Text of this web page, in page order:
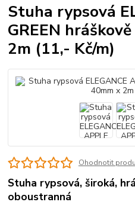
Stuha rypsová
GREEN
2m (11,- Kč/m)
Ohodnotit
Stuha rypsová, široká,
oboustranná